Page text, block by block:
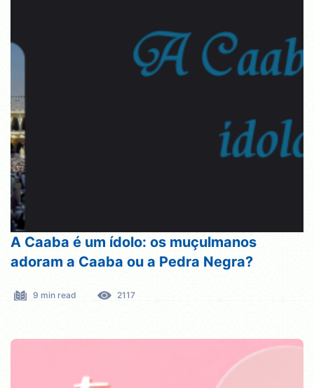
A Caaba é um ídolo: os muçulmanos
adoram a Caaba ou a Pedra Negra?
9 min read 2117